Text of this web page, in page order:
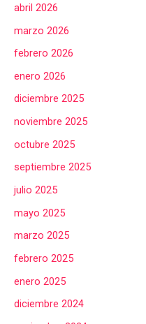
abril 2026
marzo 2026
febrero 2026
enero 2026
diciembre 2025
noviembre 2025
octubre 2025
septiembre 2025
julio 2025
mayo 2025
marzo 2025
febrero 2025
enero 2025
diciembre 2024